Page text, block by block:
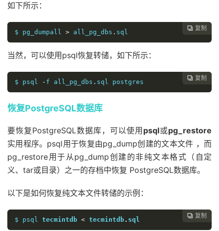
如下所示：
 复制
$ pg_dumpall > all_pg_dbs . sql
当然，可以使用psql恢复转储，如下所示：
 复制
$ psql - f all_pg_dbs . sql postgres
恢复PostgreSQL数据库
要恢复PostgreSQL数据库，可以使用 psql或pg_restore
实用程序。psql用于恢复由pg_dump创建的文本文件 ，而
pg_restore用于从pg_dump创建的非纯文本格式（自定
义、tar或目录）之一的存档中恢复 PostgreSQL数据库。
以下是如何恢复纯文本文件转储的示例：
 复制
$ psql tecmintdb < tecmintdb. sql